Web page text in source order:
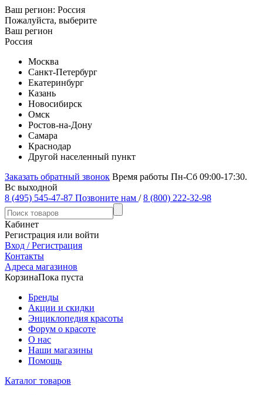
Ваш регион: Россия
Пожалуйста, выберите
Ваш регион
Россия
Москва
Санкт-Петербург
Екатеринбург
Казань
Новосибирск
Омск
Ростов-на-Дону
Самара
Краснодар
Другой населенный пункт
Заказать обратный звонок Время работы Пн-Сб 09:00-17:30.
Вс выходной
8 (495) 545-47-87 Позвоните нам / 8 (800) 222-32-98
Кабинет
Регистрация или войти
Вход / Регистрация
Контакты
Адреса магазинов
КорзинаПока пуста
Бренды
Акции и скидки
Энциклопедия красоты
Форум о красоте
О нас
Наши магазины
Помощь
Каталог товаров